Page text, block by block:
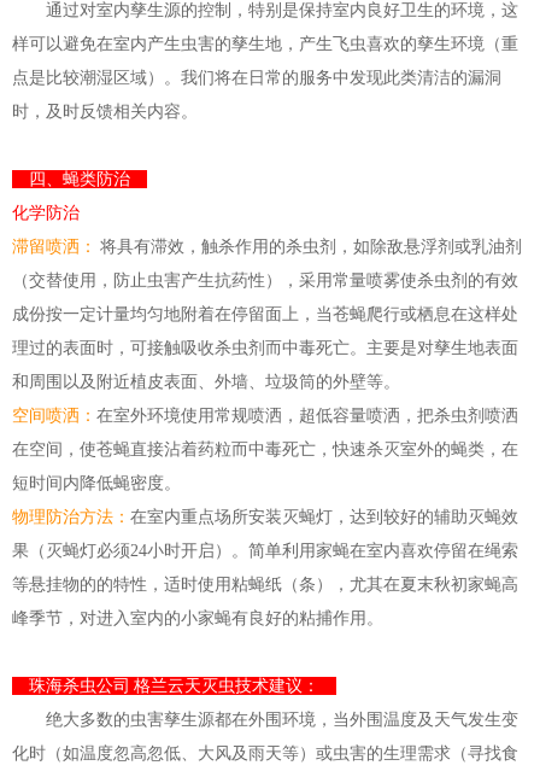
通过对室内孳生源的控制 ，特别是保持室内良好卫生的环境，这
样可以避免在室内产生虫害的孳生地，产生飞虫喜欢的孳生环境（重
点是比较潮湿区域）。我们将在日常的服务中发现此类清洁的漏洞
时，及时反馈相关内容。
四、蝇类防治
化学防治
滞留喷洒： 将具有滞效，触杀作用的杀虫剂，如除敌悬浮剂或乳油剂
（交替使用，防止虫害产生抗药性），采用常量喷雾使杀虫剂的有效
成份按一定计量均匀地附着在停留面上，当苍蝇爬行或栖息在这样处
理过的表面时，可接触吸收杀虫剂而中毒死亡。主要是对孳生地表面
和周围以及附近植皮表面、外墙、垃圾筒的外壁等。
空间喷洒： 在室外环境使用常规喷洒，超低容量喷洒，把杀虫剂喷洒
在空间，使苍蝇直接沾着药粒而中毒死亡，快速杀灭室外的蝇类，在
短时间内降低蝇密度。
物理防治方法： 在室内重点场所安装灭蝇灯，达到较好的辅助灭蝇效
果（灭蝇灯必须24小时开启）。简单利用家蝇在室内喜欢停留在绳索
等悬挂物的的特性，适时使用粘蝇纸（条），尤其在夏末秋初家蝇高
峰季节，对进入室内的小家蝇有良好的粘捕作用。
珠海杀虫公司 格兰云天灭虫技术建议：
绝大多数的虫害孳生源都在外围环境，当外围温度及天气发生变
化时（如温度忽高忽低、大风及雨天等）或虫害的生理需求（寻找食